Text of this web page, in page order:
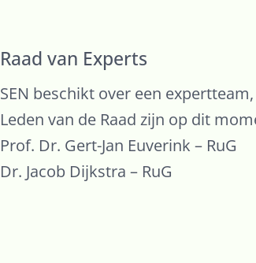
Raad van Experts
SEN beschikt over een
Leden van de Raad zijn op dit
Prof. Dr. Gert-Jan Euverink – RuG
Dr. Jacob Dijkstra – RuG